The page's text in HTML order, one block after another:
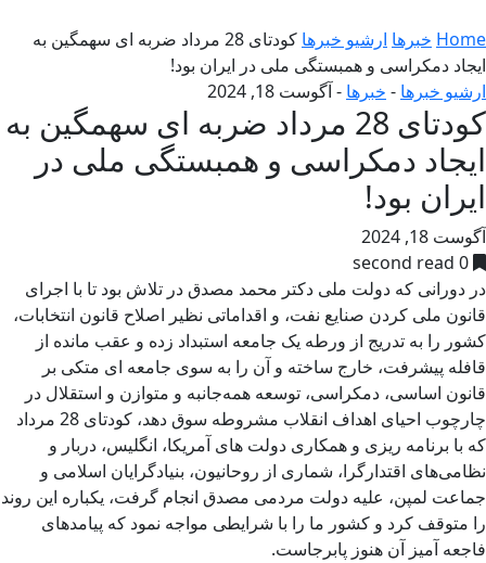
Home خبرها ارشیو خبرها
کودتای 28 مرداد ضربه ای سهمگین به
ایجاد دمکراسی و همبستگی ملی در ایران بود!
ارشیو خبرها - خبرها -آگوست 18, 2024
کودتای 28 مرداد ضربه ای سهمگین به
ایجاد دمکراسی و همبستگی ملی در
ایران بود!
آگوست 18, 2024
0 second read
در دورانی که دولت ملی دکتر محمد مصدق در تلاش بود تا با اجرای
قانون ملی کردن صنایع نفت، و اقداماتی نظیر اصلاح قانون انتخابات،
کشور را به تدریج از ورطه یک جامعه استبداد زده و عقب مانده از
قافله پیشرفت، خارج ساخته و آن را به سوی جامعه ای متکی بر
قانون اساسی، دمکراسی، توسعه همه‌جانبه و متوازن و استقلال در
چارچوب احیای اهداف انقلاب مشروطه سوق دهد، کودتای 28 مرداد
که با برنامه ریزی و همکاری دولت های آمریکا، انگلیس، دربار و
نظامی‌های اقتدارگرا، شماری از روحانیون، بنیادگرایان اسلامی و
جماعت لمپن، علیه دولت مردمی مصدق انجام گرفت، یکباره این روند
را متوقف کرد و کشور ما را با شرایطی مواجه نمود که پیامدهای
فاجعه آمیز آن هنوز پابرجاست.